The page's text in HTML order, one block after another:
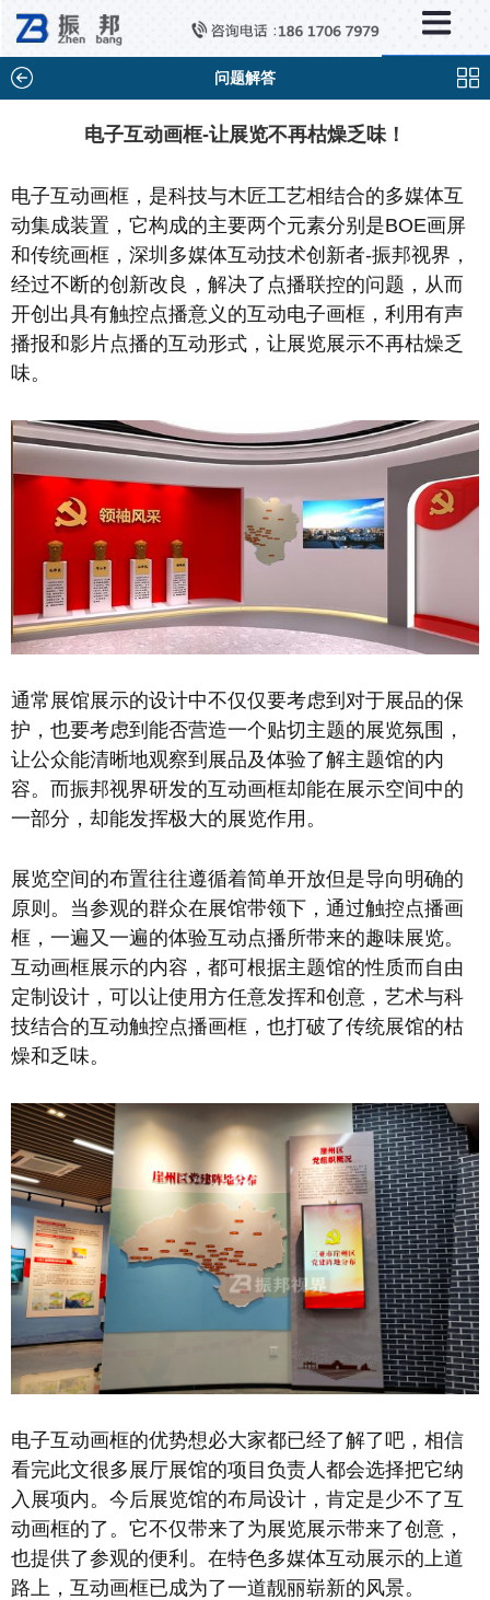
问题解答
电子互动画框-让展览不再枯燥乏味！
电子互动画框，是科技与木匠工艺相结合的多媒体互
动集成装置，它构成的主要两个元素分别是BOE画屏
和传统画框，深圳多媒体互动技术创新者-振邦视界，
经过不断的创新改良，解决了点播联控的问题，从而
开创出具有触控点播意义的互动电子画框，利用有声
播报和影片点播的互动形式，让展览展示不再枯燥乏
味。
通常展馆展示的设计中不仅仅要考虑到对于展品的保
护，也要考虑到能否营造一个贴切主题的展览氛围，
让公众能清晰地观察到展品及体验了解主题馆的内
容。而振邦视界研发的互动画框却能在展示空间中的
一部分，却能发挥极大的展览作用。
展览空间的布置往往遵循着简单开放但是导向明确的
原则。当参观的群众在展馆带领下，通过触控点播画
框，一遍又一遍的体验互动点播所带来的趣味展览。
互动画框展示的内容，都可根据主题馆的性质而自由
定制设计，可以让使用方任意发挥和创意，艺术与科
技结合的互动触控点播画框，也打破了传统展馆的枯
燥和乏味。
电子互动画框的优势想必大家都已经了解了吧，相信
看完此文很多展厅展馆的项目负责人都会选择把它纳
入展项内。今后展览馆的布局设计，肯定是少不了互
动画框的了。它不仅带来了为展览展示带来了创意，
也提供了参观的便利。在特色多媒体互动展示的上道
路上，互动画框已成为了一道靓丽崭新的风景。
新闻中心
×
行业新闻
问题解答
百科知识